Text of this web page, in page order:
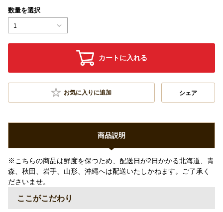
数量を選択
1
カートに入れる
お気に入りに追加 シェア
商品説明
※こちらの商品は鮮度を保つため、配送日が2日かかる北海道、青
森、秋田、岩手、山形、沖縄へは配送いたしかねます。ご了承く
ださいませ。
ここがこだわり